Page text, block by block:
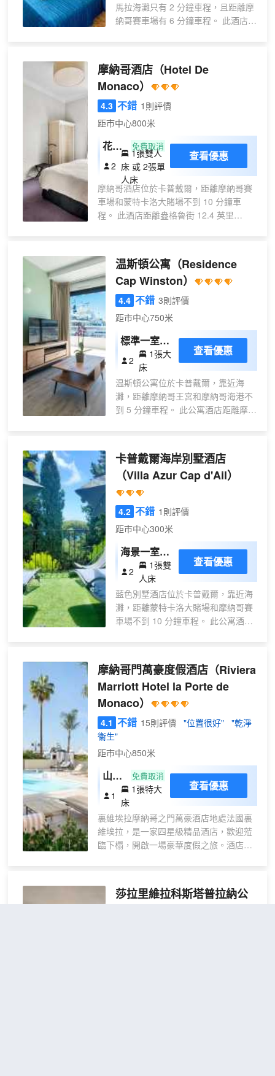
馬拉海灘只有 2 分鐘車程，且距離摩
納哥賽車場有 6 分鐘車程。 此酒店距
（4.3 公里）。 您可到露台和花園欣
賞美景，還可利用免費 WiFi等服務和
設施。 您可以在酒店的咖啡館享用美
味餐點；也可以待在房間裏，享受部
分時段客房送餐服務。您可以到酒吧/
酒廊，點一杯喜歡的飲品，暢飲一
番。每天 07:30 至 11:00 提供收費的
自助式早餐。 特色服務/設施包括大
堂免費報紙、乾洗/洗衣服務和多語言
服務。 酒店的 16 間客房定能讓您在
旅途中找到家的舒適。提供免費無線
網絡，方便您與朋友保持聯繫。浴室
提供淋浴設施和吹風機。便利設施包
摩納哥酒店（Hotel De
Monaco）
4.3 不錯 1則評價
距市中心800米
花園
景典
雅雙
人間
或雙
床間
免費取消
2
1張雙人
床 或 2張單
人床
查看優惠
摩納哥酒店位於卡普戴爾，距離摩納哥賽
車場和蒙特卡洛大賭場不到 10 分鐘車
程。 此酒店距離盎格魯街 12.4 英里
禮賓服務等便利服務和設施。 每天 07:30
至 10:00 提供收費的自助式早餐。 特色服
務/設施包括行李寄存、洗衣設施和儲物
櫃。 酒店的 14 間客房定能讓您在旅途中
找到家的舒適。提供免費無線網絡，方便
您與朋友保持聯繫。配備淋浴設施的私人
浴室提供吹風機和拖鞋。便利設施包括熨
斗/熨衣板和打印機；而且每天提供客房服
務。
温斯頓公寓（Residence
Cap Winston）
4.4 不錯 3則評價
距市中心750米
標準一室公
寓 - 帶海景
陽台
2
1張大
床
查看優惠
温斯頓公寓位於卡普戴爾，靠近海
灘，距離摩納哥王宮和摩納哥海港不
到 5 分鐘車程。 此公寓酒店距離摩納
里）。 這個無煙公寓酒店的特色是附
近的自行車租賃。 您可以到海濱酒
吧，點一杯喜歡的飲品，暢飲一番。
每天 07:00 至 10:30 提供收費的自助
式早餐。 酒店提供收費自助停車。
有 31 間客房提供備有爐灶和微波爐
的簡易廚房；您定能在旅途中找到家
的舒適。客房設有私人陽台。提供免
費無線網絡，方便您與朋友保持聯
繫。便利設施包括電話，以及保險箱
和遮光窗簾。
卡普戴爾海岸別墅酒店
（Villa Azur Cap d'Ail）
4.2 不錯 1則評價
距市中心300米
海景一室公
寓2
1張雙
人床
查看優惠
藍色別墅酒店位於卡普戴爾，靠近海
灘，距離蒙特卡洛大賭場和摩納哥賽
車場不到 10 分鐘車程。 此公寓酒店
（18.1 公里）。 您可到露台和花園
欣賞美景，還可利用免費 WiFi等服務
和設施。此公寓酒店的其他設施包括
旅遊/票務服務和野餐區。 特色服務/
設施包括快速入住、快速退房和多語
言服務。酒店提供免費自助停車。 10
易廚房；您定能在旅途中找到家的舒
適。帶有衞星頻道的平板電視可滿足
您的娛樂需求；同時提供免費無線網
絡，方便您與朋友保持聯繫。便利設
施包括保險箱和微波爐；而且每天提
供客房服務。
摩納哥門萬豪度假酒店（Riviera
Marriott Hotel la Porte de
Monaco）
4.1 不錯 15則評價 "位置很好"
"乾淨
衞生"
距市中心850米
山景
特大
床房
免費取消
1
1張特大
床
查看優惠
裏維埃拉摩納哥之門萬豪酒店地處法國裏
維埃拉，是一家四星級精品酒店，歡迎蒞
臨下榻，開啟一場豪華度假之旅。酒店位
期裝修一新，配備舒適床品、平板電視及
高速網絡服務，供您靜享愜意休憩時光。
莎拉里維拉科斯塔普拉納公